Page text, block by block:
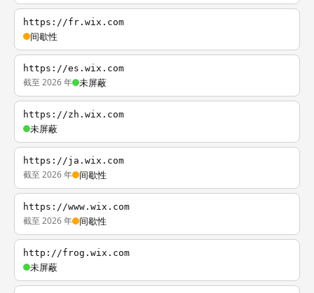
https://fr.wix.com
间歇性
https://es.wix.com
截至 2026 年 未屏蔽
https://zh.wix.com
未屏蔽
https://ja.wix.com
截至 2026 年 间歇性
https://www.wix.com
截至 2026 年 间歇性
http://frog.wix.com
未屏蔽